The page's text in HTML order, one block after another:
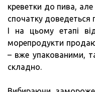
креветки до пива,
спочатку доведеться
І на цьому етапі
морепродукти
– вже упакованими,
складно.